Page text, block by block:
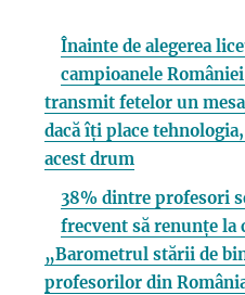
Înainte de alegerea
campioanele
transmit fetelor un
dacă îți place
acest drum
38% dintre profesori
frecvent să renunțe la
„Barometrul stării de
profesorilor din